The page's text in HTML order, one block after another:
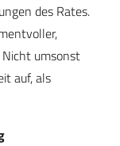
des Rates.
umsonst
auf, als